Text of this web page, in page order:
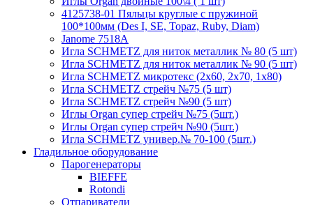
4125738-01 Пяльцы круглые с пружиной
100*100мм (Des I, SE, Topaz, Ruby, Diam)
Janome 7518A
Игла SCHMETZ для ниток металлик № 80 (5 шт)
Игла SCHMETZ для ниток металлик № 90 (5 шт)
Игла SCHMETZ микротекс (2х60, 2х70, 1х80)
Игла SCHMETZ стрейч №75 (5 шт)
Игла SCHMETZ стрейч №90 (5 шт)
Иглы Organ супер стрейч №75 (5шт.)
Иглы Organ супер стрейч №90 (5шт.)
Игла SCHMETZ универ.№ 70-100 (5шт.)
Гладильное оборудование
Парогенераторы
BIEFFE
Rotondi
Отпариватели